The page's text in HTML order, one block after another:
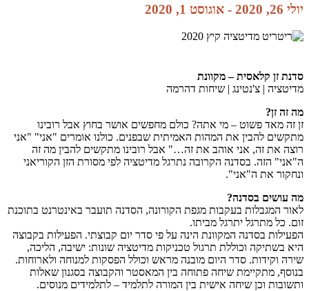
יולי 26, 2020 - אוגוסט 1, 2020
סדנת זן קלאסית – מקוונת
מדיטציה | צ'נטינג | שיחות דהרמה
מה זה זן?
זן זה מאד פשוט – מי אתה? כולם מחפשים אושר בחוץ אבל רובינו
מתקשים להבין את המהות האמיתית שבפנים. כולנו אומרים "אני" "אני
רוצה את זה, אני אוהב את זה…" אבל רובינו מתקשים להבין מה זה
ה"אני" הזה. בסדנה הקרובה נתרגל מדיטציה לפי מסורת הזן הקוריאני
ונחקור את ה"אני".
מה עושים בסדנה?
לאור המגבלות בעקבות מגפת הקורונה, הסדנה תועבר באינטרנט בתוכנת
זום. כל מתרגל יתרגל מביתו.
הפעילות בסדנה המקוונת הינה על פי סדר יום קבוצתי. הפעילות בקבוצה
היא בשתיקה וכוללת תרגול טכניקות מדיטציה שונות: ישיבה, הליכה,
שירה וקידות. סדר היום מובנה מראש וכולל הפסקות למנוחה ולארוחות.
בנוסף, מתקיימת שיחה פתוחה בין המאסטר והקבוצה בסגנון שאלות
ותשובות וכן שיחה אישית בין המורה לתלמיד – לתלמידים מנוסים.